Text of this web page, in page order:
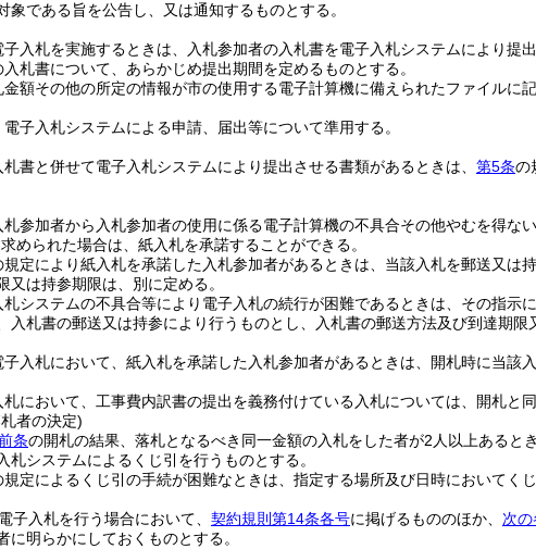
象である旨を公告し、又は通知するものとする。
入札を実施するときは、入札参加者の入札書を電子入札システムにより提出
入札書について、あらかじめ提出期間を定めるものとする。
金額その他の所定の情報が市の使用する電子計算機に備えられたファイルに
子入札システムによる申請、届出等について準用する。
書と併せて電子入札システムにより提出させる書類があるときは、 第5条の
参加者から入札参加者の使用に係る電子計算機の不具合その他やむを得な
められた場合は、紙入札を承諾することができる。
規定により紙入札を承諾した入札参加者があるときは、当該入札を郵送又は
又は持参期限は、別に定める。
システムの不具合等により電子入札の続行が困難であるときは、その指示
入札書の郵送又は持参により行うものとし、入札書の郵送方法及び到達期限
入札において、紙入札を承諾した入札参加者があるときは、開札時に当該
において、工事費内訳書の提出を義務付けている入札については、開札と
者の決定)
条の開札の結果、落札となるべき同一金額の入札をした者が2人以上あると
札システムによるくじ引を行うものとする。
規定によるくじ引の手続が困難なときは、指定する場所及び日時においてく
子入札を行う場合において、 契約規則第14条各号に掲げるもののほか、 次
に明らかにしておくものとする。